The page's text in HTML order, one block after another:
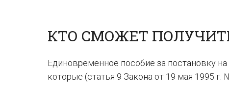
КТО СМОЖЕТ
Единовременное пособие за постановку
которые (статья 9 Закона от 19 мая 1995 г.